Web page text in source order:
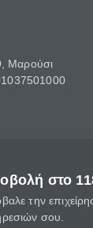
Μαρούσι
στο
την
σου.